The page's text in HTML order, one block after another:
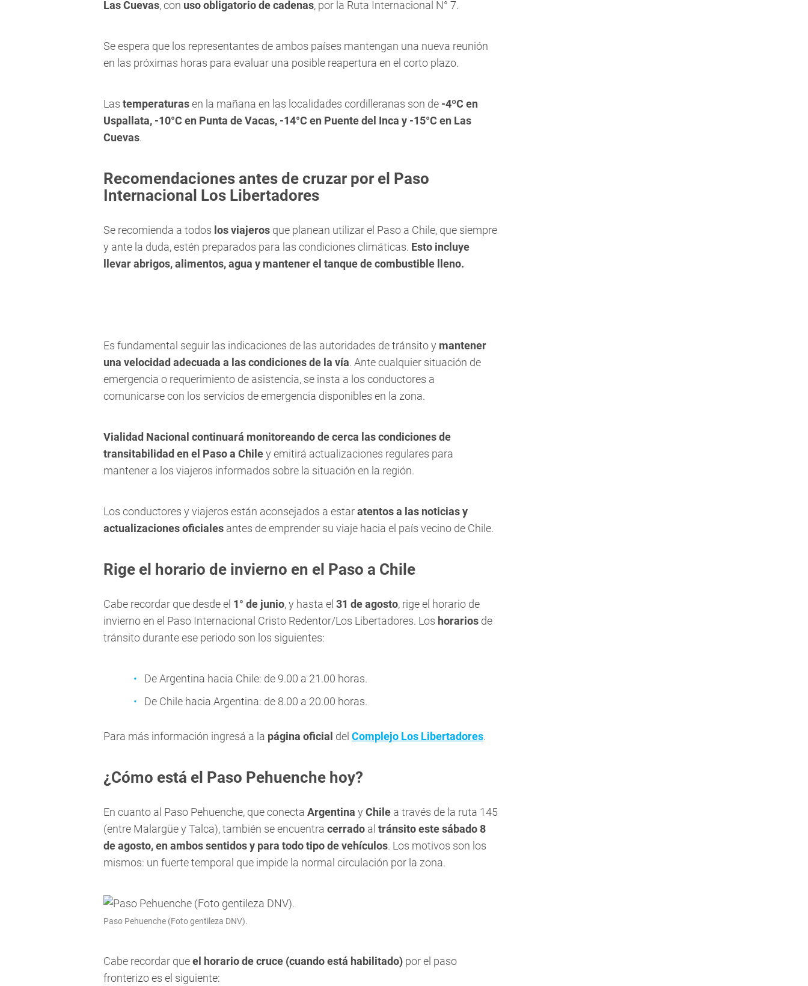
Las Cuevas, con uso obligatorio de cadenas, por la Ruta Internacional N° 7.
Se espera que los representantes de ambos países mantengan una nueva reunión
en las próximas horas para evaluar una posible reapertura en el corto plazo.
Las temperaturasen la mañana en las localidades cordilleranas son de -4ºC en
Uspallata, -10°C en Punta de Vacas, -14°C en Puente del Inca y -15°C en Las
Cuevas.
Recomendaciones antes de cruzar por el Paso
Internacional Los Libertadores
Se recomienda a todos los viajeros que planean utilizar el Paso a Chile, que siempre
y ante la duda, estén preparados para las condiciones climáticas. Esto incluye
llevar abrigos, alimentos, agua y mantener el tanque de combustible lleno.
Es fundamental seguir las indicaciones de las autoridades de tránsito y mantener
una velocidad adecuada a las condiciones de la vía. Ante cualquier situación de
emergencia o requerimiento de asistencia, se insta a los conductores a
comunicarse con los servicios de emergencia disponibles en la zona.
Vialidad Nacional continuará monitoreando de cerca las condiciones de
transitabilidad en el Paso a Chiley emitirá actualizaciones regulares para
mantener a los viajeros informados sobre la situación en la región.
Los conductores y viajeros están aconsejados a estaratentos a las noticias y
actualizaciones oficiales antes de emprender su viaje hacia el país vecino de Chile.
Rige el horario de invierno en el Paso a Chile
Cabe recordar que desde el 1° de junio, y hasta el 31 de agosto, rige el horario de
invierno en el Paso Internacional Cristo Redentor/Los Libertadores. Los horarios de
tránsito durante ese periodo son los siguientes:
De Argentina hacia Chile: de 9.00 a 21.00 horas.
De Chile hacia Argentina: de 8.00 a 20.00 horas.
Para más información ingresá a la página oficial del Complejo Los Libertadores.
¿Cómo está el Paso Pehuenche hoy?
En cuanto al Paso Pehuenche, que conecta Argentina y Chile a través de la ruta 145
(entre Malargüe y Talca), también se encuentra cerrado al tránsito este sábado 8
de agosto, en ambos sentidos y para todo tipo de vehículos. Los motivos son los
mismos: un fuerte temporal que impide la normal circulación por la zona.
Paso Pehuenche (Foto gentileza DNV).
Cabe recordar queel horario de cruce (cuando está habilitado) por el paso
fronterizo es el siguiente: